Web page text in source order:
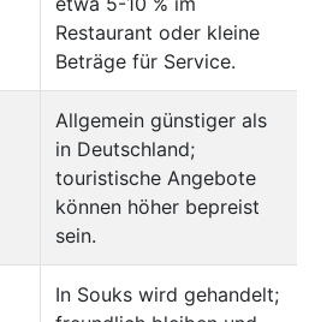
Restaurant oder kleine
Beträge für Service.
Allgemein günstiger als
in Deutschland;
touristische Angebote
können höher bepreist
sein.
In Souks wird gehandelt;